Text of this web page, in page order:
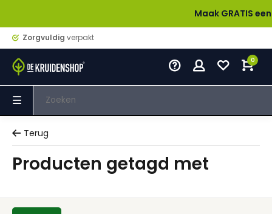
Maak GRATIS een
Zorgvuldig verpakt
0
Terug
Producten getagd met